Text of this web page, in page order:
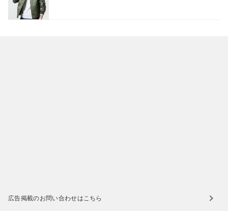
広告掲載のお問い合わせはこちら